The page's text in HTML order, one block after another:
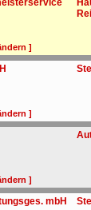
]
]
]
mbH